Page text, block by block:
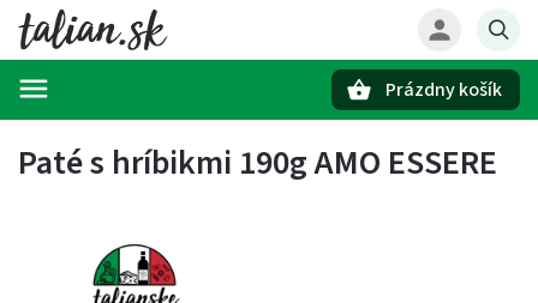
Prázdny košík
Paté s hríbikmi 190g AMO ESSERE